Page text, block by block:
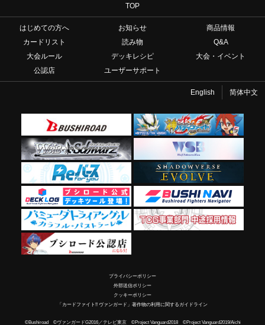
TOP
はじめての方へ お知らせ
商品情報
カードリスト
読み物
Q&A
大会ルール
デッキレシピ
大会・イベント
公認店
ユーザーサポート
English 简体中文
プライバシーポリシー
外部送信ポリシー
クッキーポリシー
「カードファイト!! ヴァンガード」著作物の利用に関するガイドライン
©Bushiroad ©ヴァンガードG2016／テレビ東京 ©Project Vanguard2018 ©Project Vanguard2019/Aichi